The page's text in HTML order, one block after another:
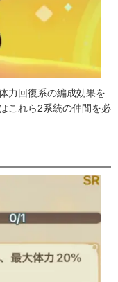
力回復系の編成効果を
これら2系統の仲間を必